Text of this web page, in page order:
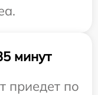
минут
приедет по